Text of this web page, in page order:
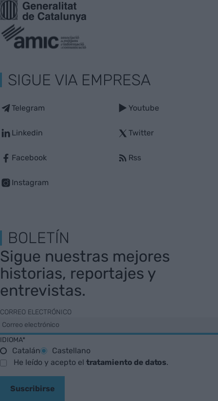
SIGUE VIA EMPRESA
Telegram
Linkedin
Facebook
Instagram
Youtube
Twitter
Rss
BOLETÍN
Sigue nuestras mejores
historias, reportajes y
entrevistas.
CORREO ELECTRÓNICO
IDIOMA*
Catalán
Castellano
He leído y acepto el tratamiento de datos.
Suscribirse